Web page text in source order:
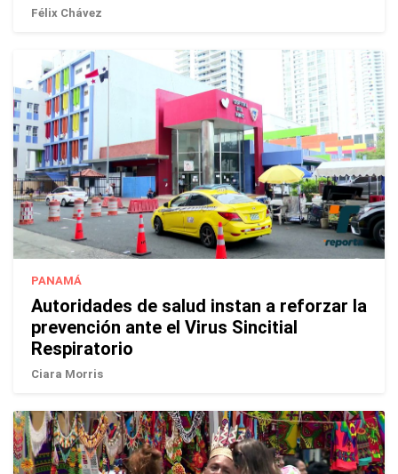
Félix Chávez
PANAMÁ
Autoridades de salud instan a reforzar la
prevención ante el Virus Sincitial
Respiratorio
Ciara Morris